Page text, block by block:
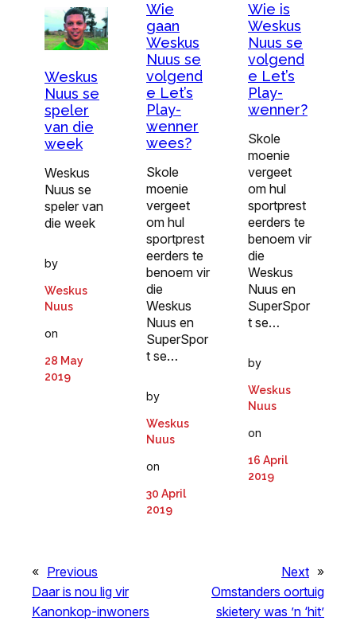
Weskus
Nuus se
speler
van die
week
Weskus
Nuus se
speler van
die week
by
Weskus
Nuus
on
28 May
2019
Wie
gaan
Weskus
Nuus se
volgend
e Let’s
Play-
wenner
wees?
Skole
moenie
vergeet
om hul
sportprest
eerders te
benoem vir
die
Weskus
Nuus en
SuperSpor
t se…
by
Weskus
Nuus
on
30 April
2019
Wie is
Weskus
Nuus se
volgend
e Let’s
Play-
wenner?
Skole
moenie
vergeet
om hul
sportprest
eerders te
benoem vir
die
Weskus
Nuus en
SuperSpor
t se…
by
Weskus
Nuus
on
16 April
2019
« Previous
Daar is nou lig vir
Kanonkop-inwoners
Next »
Omstanders oortuig
skietery was ’n ‘hit’